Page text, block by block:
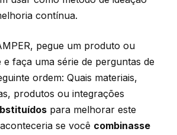
contínua.
pegue um produto ou
e faça uma série de perguntas de
ordem: Quais materiais,
produtos ou integrações
para melhorar este
se você combinasse